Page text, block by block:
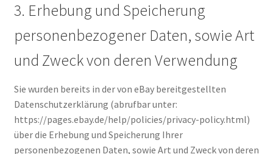
3. Erhebung und Speicherung
personenbezogener Daten, sowie Art
und Zweck von deren Verwendung
Sie wurden bereits in der von eBay bereitgestellten
Datenschutzerklärung (abrufbar unter:
https://pages.ebay.de/help/policies/privacy-policy.html)
über die Erhebung und Speicherung Ihrer
personenbezogenen Daten, sowie Art und Zweck von deren